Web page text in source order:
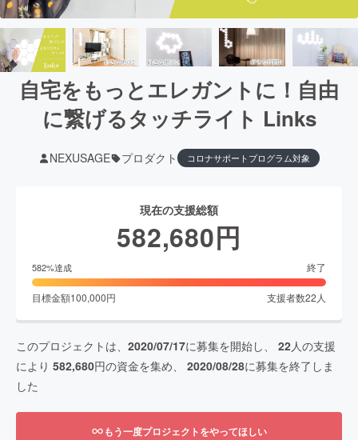
自宅をもっとエレガントに！自由
に繋げるタッチライト Links
NEXUSAGE プロダクト コロナサポートプログラム対象
現在の支援総額
582,680円
582%達成 終了
目標金額100,000円 支援者数22 人
このプロジェクトは、 2020/07/17に募集を開始し、 22人の支援
により 582,680円の資金を集め、 2020/08/28に募集を終了しま
した
もう一度プロジェクトをやってほしい